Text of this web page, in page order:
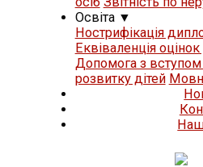
Освіта ▼
Нострифікація
Еквіваленція
Допомога з вступом
розвитку дітей